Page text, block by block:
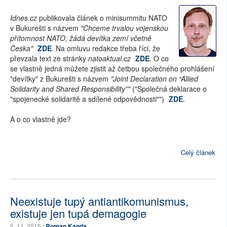
Idnes.cz publikovala článek o minisummitu NATO
v Bukurešti s názvem "Chceme trvalou vojenskou
přítomnost NATO, žádá devítka zemí včetně
Česka" ZDE. Na omluvu redakce třeba říci, že
převzala text ze stránky natoaktual.cz ZDE. O co
se vlastně jedná můžete zjistit až četbou společného prohlášení
"devítky" z Bukurešti s názvem "Joint Declaration on “Allied
Solidarity and Shared Responsibility”"("Společná deklarace o
"spojenecké solidaritě a sdílené odpovědnosti"") ZDE.
A o co vlastně jde?
Celý článek
Neexistuje tupý antiantikomunismus,
existuje jen tupá demagogie